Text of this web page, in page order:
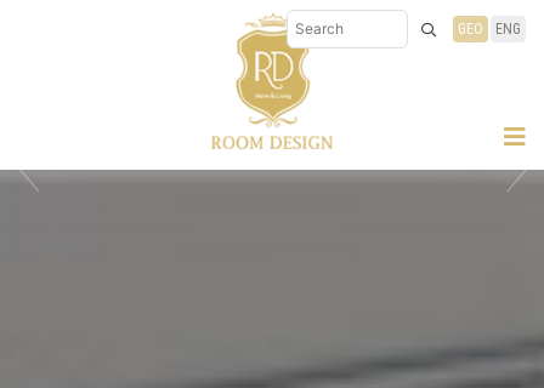
GEO ENG